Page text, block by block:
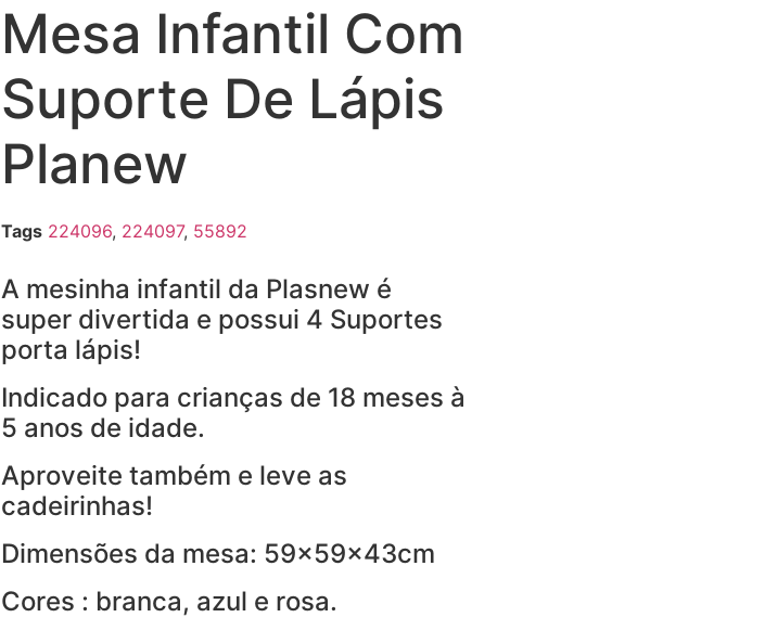
Mesa Infantil Com
Suporte De Lápis
Planew
Tags 224096, 224097, 55892
A mesinha infantil da Plasnew é
super divertida e possui 4 Suportes
porta lápis!
Indicado para crianças de 18 meses à
5 anos de idade.
Aproveite também e leve as
cadeirinhas!
Dimensões da mesa: 59x59x43cm
Cores : branca, azul e rosa.